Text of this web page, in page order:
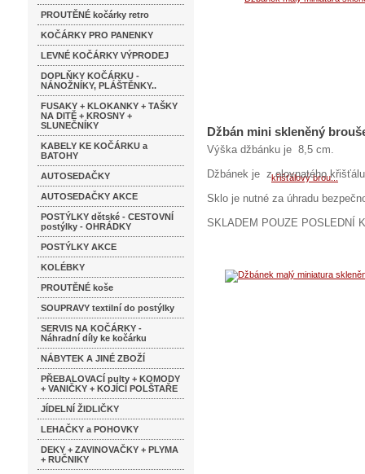
PROUTĚNÉ kočárky retro
KOČÁRKY PRO PANENKY
LEVNÉ KOČÁRKY VÝPRODEJ
DOPLŇKY KOČÁRKU -
NÁNOŽNÍKY, PLÁŠTĚNKY..
FUSAKY + KLOKANKY + TAŠKY
NA DITĚ + KROSNY +
SLUNEČNÍKY
KABELY KE KOČÁRKU a
BATOHY
AUTOSEDAČKY
AUTOSEDAČKY AKCE
POSTÝLKY dětské - CESTOVNÍ
postýlky - OHRÁDKY
POSTÝLKY AKCE
KOLÉBKY
PROUTĚNÉ koše
SOUPRAVY textilní do postýlky
SERVIS NA KOČÁRKY -
Náhradní díly ke kočárku
NÁBYTEK A JINÉ ZBOŽÍ
PŘEBALOVACÍ pulty + KOMODY
+ VANIČKY + KOJÍCÍ POLŠTAŘE
JÍDELNÍ ŽIDLIČKY
LEHAČKY a POHOVKY
DEKY + ZAVINOVAČKY + PLYMA
+ RUČNIKY
Džbán mini skleněný
Výška džbánku je 8,5 cm.
Džbánek je z olovnatého
Sklo je nutné za úhradu
SKLADEM POUZE POSLEDNÍ